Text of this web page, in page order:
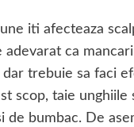
iti afecteaza
adevarat ca
dar trebuie sa faci
scop, taie unghiile
de bumbac. De